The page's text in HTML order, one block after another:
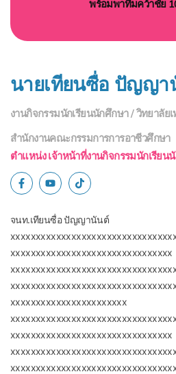
พร้อมพาทีมคว้าชัย
นายเทียนซื่อ ปัญญา
งานกิจกรรมนักเรียนนักศึกษา / วิทยาลัย
สำนักงานคณะกรรมการการอาชีวศึกษา
ตำแหน่ง เจ้าหน้าที่งานกิจกรรมนักเรียน
จนท.เทียนซื่อ ปัญญานันต์
xxxxxxxxxxxxxxxxxxxxxxxxxxxxxxxx
xxxxxxxxxxxxxxxxxxxxxxx
xxxxxxxxxxxxxxxxxxxxxxxxxxxxxxxx